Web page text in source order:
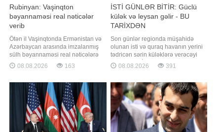
Rubinyan: Vaşinqton
bəyannaməsi real nəticələr
verib
Ötən il Vaşinqtonda Ermənistan və
Azərbaycan arasında imzalanmış
sülh bəyannaməsi real nəticələrə
gətirib çıxarıb. "Report" xəbər verir
ki, bu barədə Ermənistan
Rubinyan bəyannamənin
imzalanmasının birinci ildönümü
münasibətilə etdiyi
videomüraciətində bildirib. "Bi
08.08.2026 163
İSTİ GÜNLƏR BİTİR: Güclü
külək və leysan gəlir - BU
TARİXDƏN
Son günlər regionda müşahidə
olunan isti və quraq havanın yerini
tədricən sərin küləklərə verəcəyi
gözlənilir. BİG.AZ -a istinadla xəbər
verir ki, hava tətbiqi proqramlarında
temperaturun düşəcəyi qeyd edilir.
Xüsusilə gələn həftənin sonu iki
gün yağış yağacağı
proqnozlaşdırılır
08.08.2026 391